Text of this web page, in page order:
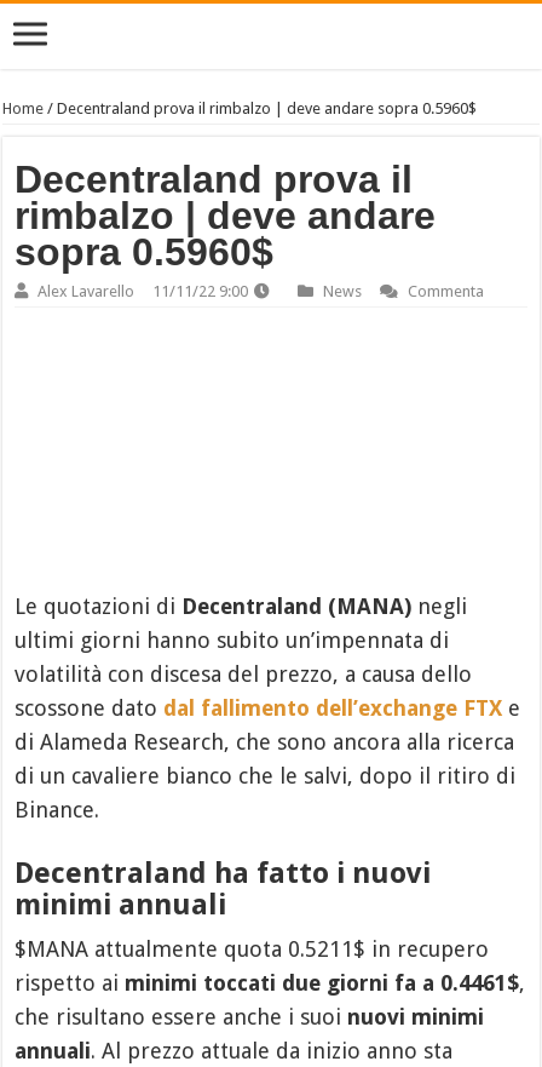
Home /Decentraland prova il rimbalzo | deve andare sopra 0.5960$
Decentraland prova il
rimbalzo | deve andare
sopra 0.5960$
Alex Lavarello 11/11/22 9:00 News Commenta
Le quotazioni di Decentraland (MANA) negli
ultimi giorni hanno subito un’impennata di
volatilità con discesa del prezzo, a causa dello
scossone dato dal fallimento dell’exchange FTX e
di Alameda Research, che sono ancora alla ricerca
di un cavaliere bianco che le salvi, dopo il ritiro di
Binance.
Decentraland ha fatto i nuovi
minimi annuali
$MANA attualmente quota 0.5211$ in recupero
rispetto ai minimi toccati due giorni fa a 0.4461$,
che risultano essere anche i suoi nuovi minimi
annuali. Al prezzo attuale da inizio anno sta